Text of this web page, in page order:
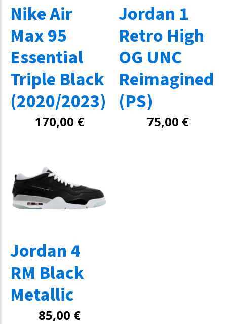
Nike Air
Max 95
Essential
Triple Black
(2020/2023)
170,00 €
Jordan 1
Retro High
OG UNC
Reimagined
(PS)
75,00 €
Jordan 4
RM Black
Metallic
85,00 €